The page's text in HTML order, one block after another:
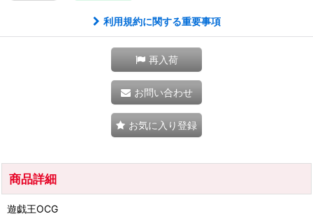
利用規約に関する重要事項
再入荷
お問い合わせ
お気に入り登録
商品詳細
遊戯王OCG